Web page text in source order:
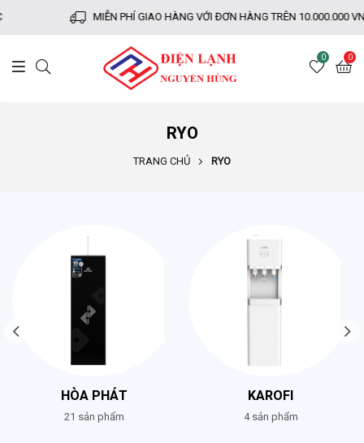
MIỄN PHÍ GIAO HÀNG VỚI ĐƠN HÀNG TRÊN 10.000.000
0 0
RYO
TRANG CHỦ RYO
HÒA PHÁT
21 sản phẩm
KAROFI
4 sản phẩm